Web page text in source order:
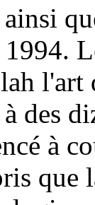
l'art
des
à
que